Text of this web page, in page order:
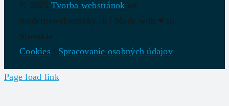
© 2025 Tvorba webstránok od
modernewebstranky.sk | Made with ♥ in
Slovakia
Cookies | Spracovanie osobných údajov
Page load link